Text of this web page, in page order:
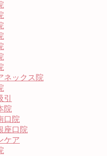
ネックス院
院
口院
座口院
ケア